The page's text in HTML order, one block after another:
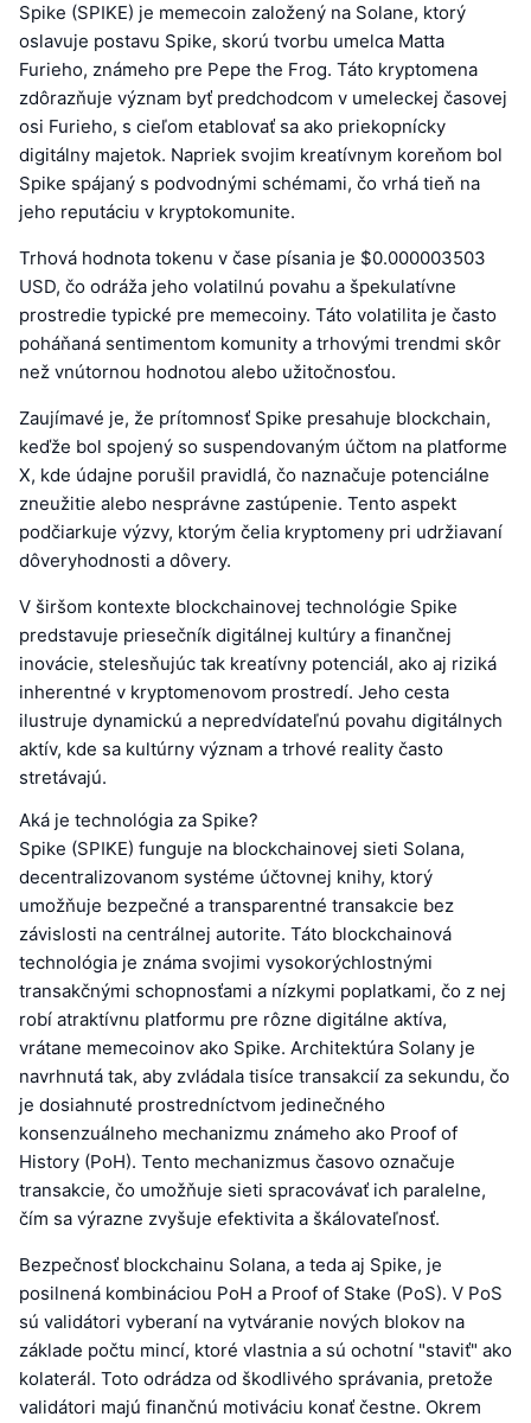
Spike (SPIKE) je memecoin založený na Solane, ktorý
oslavuje postavu Spike, skorú tvorbu umelca Matta
Furieho, známeho pre Pepe the Frog. Táto kryptomena
zdôrazňuje význam byť predchodcom v umeleckej časovej
osi Furieho, s cieľom etablovať sa ako priekopnícky
digitálny majetok. Napriek svojim kreatívnym koreňom bol
Spike spájaný s podvodnými schémami, čo vrhá tieň na
jeho reputáciu v kryptokomunite.
Trhová hodnota tokenu v čase písania je $0.000003503
USD, čo odráža jeho volatilnú povahu a špekulatívne
prostredie typické pre memecoiny. Táto volatilita je často
poháňaná sentimentom komunity a trhovými trendmi skôr
než vnútornou hodnotou alebo užitočnosťou.
Zaujímavé je, že prítomnosť Spike presahuje blockchain,
keďže bol spojený so suspendovaným účtom na platforme
X, kde údajne porušil pravidlá, čo naznačuje potenciálne
zneužitie alebo nesprávne zastúpenie. Tento aspekt
podčiarkuje výzvy, ktorým čelia kryptomeny pri udržiavaní
dôveryhodnosti a dôvery.
V širšom kontexte blockchainovej technológie Spike
predstavuje priesečník digitálnej kultúry a finančnej
inovácie, stelesňujúc tak kreatívny potenciál, ako aj riziká
inherentné v kryptomenovom prostredí. Jeho cesta
ilustruje dynamickú a nepredvídateľnú povahu digitálnych
aktív, kde sa kultúrny význam a trhové reality často
stretávajú.
Aká je technológia za Spike?
Spike (SPIKE) funguje na blockchainovej sieti Solana,
decentralizovanom systéme účtovnej knihy, ktorý
umožňuje bezpečné a transparentné transakcie bez
závislosti na centrálnej autorite. Táto blockchainová
technológia je známa svojimi vysokorýchlostnými
transakčnými schopnosťami a nízkymi poplatkami, čo z nej
robí atraktívnu platformu pre rôzne digitálne aktíva,
vrátane memecoinov ako Spike. Architektúra Solany je
navrhnutá tak, aby zvládala tisíce transakcií za sekundu, čo
je dosiahnuté prostredníctvom jedinečného
konsenzuálneho mechanizmu známeho ako Proof of
History (PoH). Tento mechanizmus časovo označuje
transakcie, čo umožňuje sieti spracovávať ich paralelne,
čím sa výrazne zvyšuje efektivita a škálovateľnosť.
Bezpečnosť blockchainu Solana, a teda aj Spike, je
posilnená kombináciou PoH a Proof of Stake (PoS). V PoS
sú validátori vyberaní na vytváranie nových blokov na
základe počtu mincí, ktoré vlastnia a sú ochotní "staviť" ako
kolaterál. Toto odrádza od škodlivého správania, pretože
validátori majú finančnú motiváciu konať čestne. Okrem